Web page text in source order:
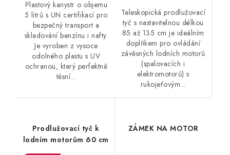
Plastový kanystr o objemu
5 litrů s UN certifikací pro
bezpečný transport a
skladování benzínu i nafty.
Je vyroben z vysoce
odolného plastu s UV
ochranou, který perfektně
těsní...
Teleskopická prodlužovací
tyč s nastavitelnou délkou
85 až 135 cm je ideálním
doplňkem pro ovládání
závěsných lodních motorů
(spalovacích i
elektromotorů) s
rukojeťovým...
Prodlužovací tyč k
lodním motorům 60 cm
ZÁMEK NA MOTOR